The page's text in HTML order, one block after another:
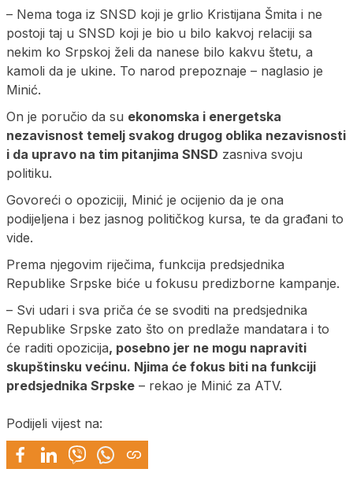
– Nema toga iz SNSD koji je grlio Kristijana Šmita i ne
postoji taj u SNSD koji je bio u bilo kakvoj relaciji sa
nekim ko Srpskoj želi da nanese bilo kakvu štetu, a
kamoli da je ukine. To narod prepoznaje – naglasio je
Minić.
On je poručio da su ekonomska i energetska
nezavisnost temelj svakog drugog oblika nezavisnosti
i da upravo na tim pitanjima SNSD zasniva svoju
politiku.
Govoreći o opoziciji, Minić je ocijenio da je ona
podijeljena i bez jasnog političkog kursa, te da građani to
vide.
Prema njegovim riječima, funkcija predsjednika
Republike Srpske biće u fokusu predizborne kampanje.
– Svi udari i sva priča će se svoditi na predsjednika
Republike Srpske zato što on predlaže mandatara i to
će raditi opozicija, posebno jer ne mogu napraviti
skupštinsku većinu. Njima će fokus biti na funkciji
predsjednika Srpske – rekao je Minić za ATV.
Podijeli vijest na: